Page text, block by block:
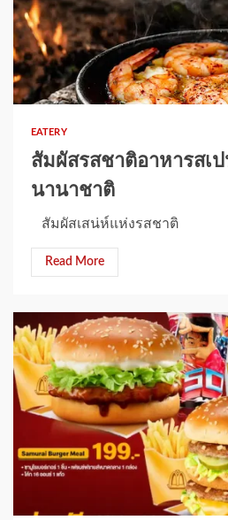
1 min read
EATERY
สัมผัสรสชาติอาหารสเ
นานาชาติ
สัมผัสเสน่ห์แห่งรสชาติ
Read More